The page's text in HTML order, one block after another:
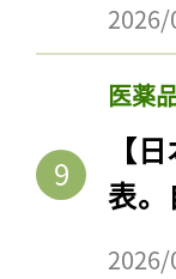
医薬
【
表